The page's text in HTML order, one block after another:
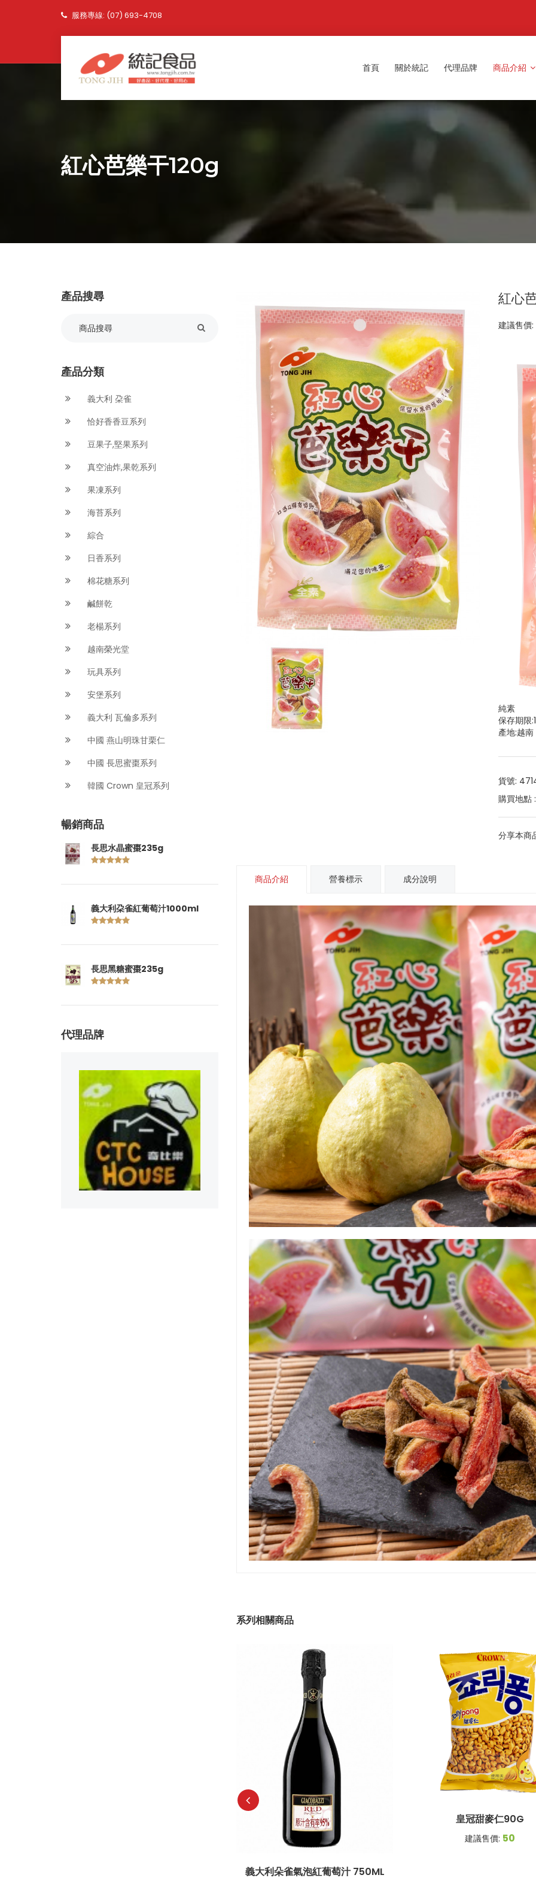
服務專線: (07) 693-4708
首頁 關於統記 代理品牌 商品介紹
紅心芭樂干120g
產品搜尋
產品分類
義大利 朶雀
恰好香香豆系列
豆果子,堅果系列
真空油炸,果乾系列
果凍系列
海苔系列
綜合
日香系列
棉花糖系列
鹹餅乾
老楊系列
越南榮光堂
玩具系列
安堡系列
義大利 瓦倫多系列
中國 燕山明珠甘栗仁
中國 長思蜜棗系列
韓國 Crown 皇冠系列
暢銷商品
長思水晶蜜棗235g
義大利朶雀紅葡萄汁1000ml
長思黑糖蜜棗235g
代理品牌
紅心
建議售價:
純素
保存期限
產地:越南
貨號:
購買地點 :
分享本商
商品介紹 營養標示 成分說明
系列相關商品
義大利朵雀氣泡紅葡萄汁 750ML
皇冠甜麥仁90G
建議售價: 50